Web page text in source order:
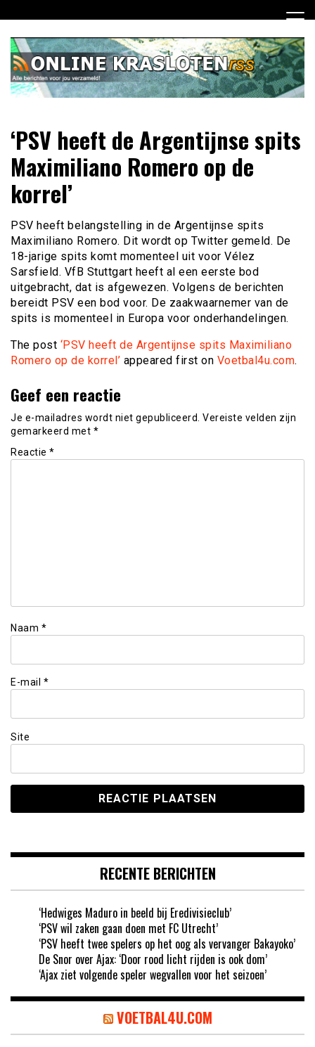
naar
inhoud
Online Krasloten RSS
jou verzameld
‘PSV heeft de Argentijnse spits
Maximiliano Romero op de
korrel’
PSV heeft belangstelling in de Argentijnse spits
Maximiliano Romero. Dit wordt op Twitter gemeld. De
18-jarige spits komt momenteel uit voor Vélez
Sarsfield. VfB Stuttgart heeft al een eerste bod
uitgebracht, dat is afgewezen. Volgens de berichten
bereidt PSV een bod voor. De zaakwaarnemer van de
spits is momenteel in Europa voor onderhandelingen.
The post ‘PSV heeft de Argentijnse spits Maximiliano
Romero op de korrel’ appeared first on Voetbal4u.com.
Geef een reactie
Je e-mailadres wordt niet gepubliceerd. Vereiste velden zijn
gemarkeerd met *
Reactie *
Naam *
E-mail *
Site
RECENTE BERICHTEN
‘Hedwiges Maduro in beeld bij Eredivisieclub’
‘PSV wil zaken gaan doen met FC Utrecht’
‘PSV heeft twee spelers op het oog als vervanger Bakayoko’
De Snor over Ajax: ‘Door rood licht rijden is ook dom’
‘Ajax ziet volgende speler wegvallen voor het seizoen’
VOETBAL4U.COM